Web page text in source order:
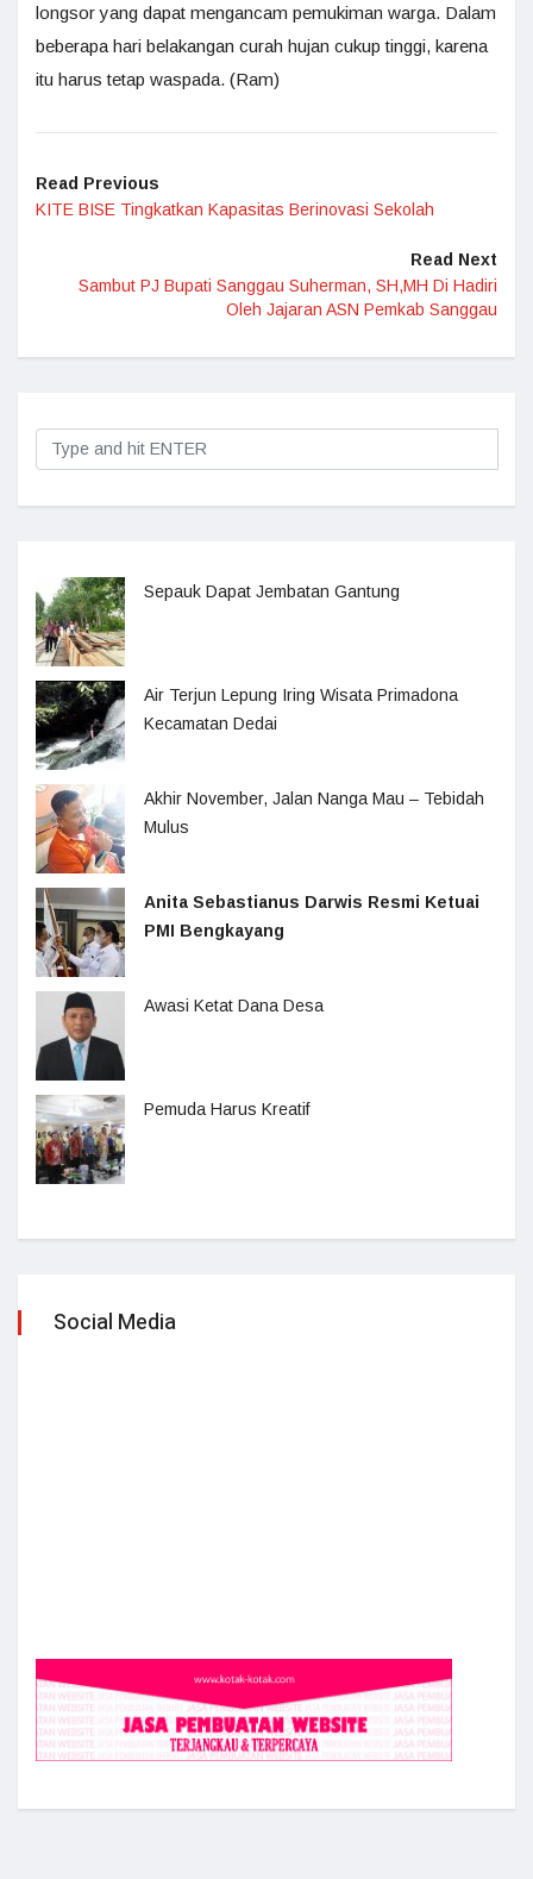
longsor yang dapat mengancam pemukiman warga. Dalam
beberapa hari belakangan curah hujan cukup tinggi, karena
itu harus tetap waspada. (Ram)
Read Previous
KITE BISE Tingkatkan Kapasitas Berinovasi Sekolah
Read Next
Sambut PJ Bupati Sanggau Suherman, SH,MH Di Hadiri
Oleh Jajaran ASN Pemkab Sanggau
Sepauk Dapat Jembatan Gantung
Air Terjun Lepung Iring Wisata Primadona
Kecamatan Dedai
Akhir November, Jalan Nanga Mau – Tebidah
Mulus
Anita Sebastianus Darwis Resmi Ketuai
PMI Bengkayang
Awasi Ketat Dana Desa
Pemuda Harus Kreatif
Social Media